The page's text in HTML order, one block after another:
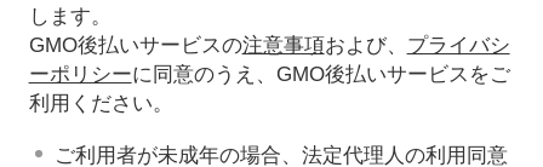
します。
GMO後払いサービスの注意事項および、 プライバシ
ーポリシーに同意のうえ、GMO後払いサービスをご
利用ください。
ご利用者が未成年の場合、法定代理人の利用同意